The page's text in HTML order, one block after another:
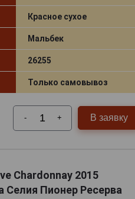
Красное сухое
Мальбек
26255
Только самовывоз
- + В заявку
Chardonnay 2015
Селия Пионер Ресерва